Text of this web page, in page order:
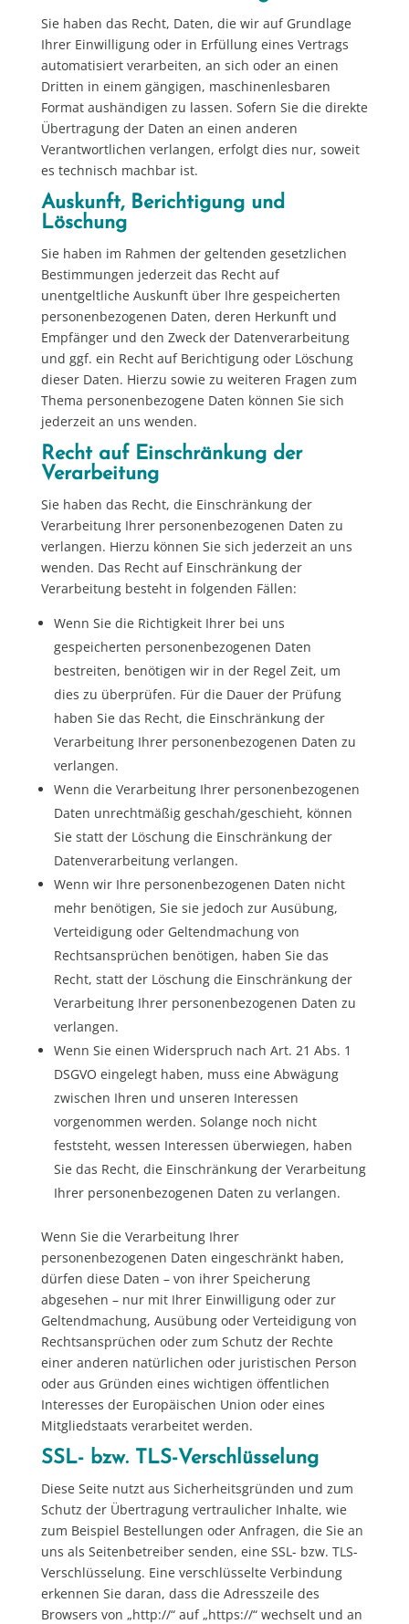
Sie haben das Recht, Daten, die wir auf Grundlage
Ihrer Einwilligung oder in Erfüllung eines Vertrags
automatisiert verarbeiten, an sich oder an einen
Dritten in einem gängigen, maschinenlesbaren
Format aushändigen zu lassen. Sofern Sie die direkte
Übertragung der Daten an einen anderen
Verantwortlichen verlangen, erfolgt dies nur, soweit
es technisch machbar ist.
Auskunft, Berichtigung und
Löschung
Sie haben im Rahmen der geltenden gesetzlichen
Bestimmungen jederzeit das Recht auf
unentgeltliche Auskunft über Ihre gespeicherten
personenbezogenen Daten, deren Herkunft und
Empfänger und den Zweck der Datenverarbeitung
und ggf. ein Recht auf Berichtigung oder Löschung
dieser Daten. Hierzu sowie zu weiteren Fragen zum
Thema personenbezogene Daten können Sie sich
jederzeit an uns wenden.
Recht auf Einschränkung der
Verarbeitung
Sie haben das Recht, die Einschränkung der
Verarbeitung Ihrer personenbezogenen Daten zu
verlangen. Hierzu können Sie sich jederzeit an uns
wenden. Das Recht auf Einschränkung der
Verarbeitung besteht in folgenden Fällen:
Wenn Sie die Richtigkeit Ihrer bei uns
gespeicherten personenbezogenen Daten
bestreiten, benötigen wir in der Regel Zeit, um
dies zu überprüfen. Für die Dauer der Prüfung
haben Sie das Recht, die Einschränkung der
Verarbeitung Ihrer personenbezogenen Daten zu
verlangen.
Wenn die Verarbeitung Ihrer personenbezogenen
Daten unrechtmäßig geschah/geschieht, können
Sie statt der Löschung die Einschränkung der
Datenverarbeitung verlangen.
Wenn wir Ihre personenbezogenen Daten nicht
mehr benötigen, Sie sie jedoch zur Ausübung,
Verteidigung oder Geltendmachung von
Rechtsansprüchen benötigen, haben Sie das
Recht, statt der Löschung die Einschränkung der
Verarbeitung Ihrer personenbezogenen Daten zu
verlangen.
Wenn Sie einen Widerspruch nach Art. 21 Abs. 1
DSGVO eingelegt haben, muss eine Abwägung
zwischen Ihren und unseren Interessen
vorgenommen werden. Solange noch nicht
feststeht, wessen Interessen überwiegen, haben
Sie das Recht, die Einschränkung der Verarbeitung
Ihrer personenbezogenen Daten zu verlangen.
Wenn Sie die Verarbeitung Ihrer
personenbezogenen Daten eingeschränkt haben,
dürfen diese Daten – von ihrer Speicherung
abgesehen – nur mit Ihrer Einwilligung oder zur
Geltendmachung, Ausübung oder Verteidigung von
Rechtsansprüchen oder zum Schutz der Rechte
einer anderen natürlichen oder juristischen Person
oder aus Gründen eines wichtigen öffentlichen
Interesses der Europäischen Union oder eines
Mitgliedstaats verarbeitet werden.
SSL- bzw. TLS-Verschlüsselung
Diese Seite nutzt aus Sicherheitsgründen und zum
Schutz der Übertragung vertraulicher Inhalte, wie
zum Beispiel Bestellungen oder Anfragen, die Sie an
uns als Seitenbetreiber senden, eine SSL- bzw. TLS-
Verschlüsselung. Eine verschlüsselte Verbindung
erkennen Sie daran, dass die Adresszeile des
Browsers von „http://“ auf „https://“ wechselt und an